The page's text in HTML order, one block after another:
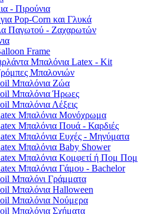
- Πιρούνια
Pop-Corn και Γλυκά
Παγωτού - Ζαχαρωτών
Frame
Μπαλόνια Latex - Kit
Μπαλονιών
Μπαλόνια Ζώα
Μπαλόνια Ήρωες
Μπαλόνια Λέξεις
Μπαλόνια Μονόχρωμα
Μπαλόνια Πουά - Καρδιές
Μπαλόνια Ευχές - Μηνύματα
Μπαλόνια Baby Shower
Μπαλόνια Κομφετί ή Πομ Πομ
Μπαλόνια Γάμου - Bachelor
Μπαλόνι Γράμματα
Μπαλόνια Halloween
Μπαλόνια Νούμερα
Μπαλόνια Σχήματα